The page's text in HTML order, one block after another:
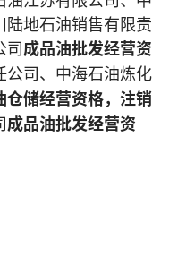
地石油销售有限责
司成品油批发经营资
公司、中海石油炼化
仓储经营资格，注销
成品油批发经营资